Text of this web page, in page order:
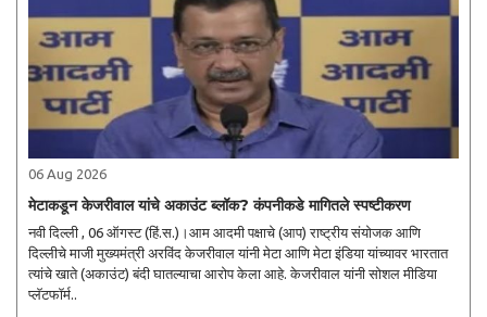
06 Aug 2026
मेटाकडून केजरीवाल यांचे अकाउंट ब्लॉक? कंपनीकडे मागितले स्पष्टीकरण
नवी दिल्ली , 06 ऑगस्ट (हिं.स.)।आम आदमी पक्षाचे (आप) राष्ट्रीय संयोजक आणि
दिल्लीचे माजी मुख्यमंत्री अरविंद केजरीवाल यांनी मेटा आणि मेटा इंडिया यांच्यावर भारतात
त्यांचे खाते (अकाउंट) बंदी घातल्याचा आरोप केला आहे. केजरीवाल यांनी सोशल मीडिया
प्लॅटफॉर्म..